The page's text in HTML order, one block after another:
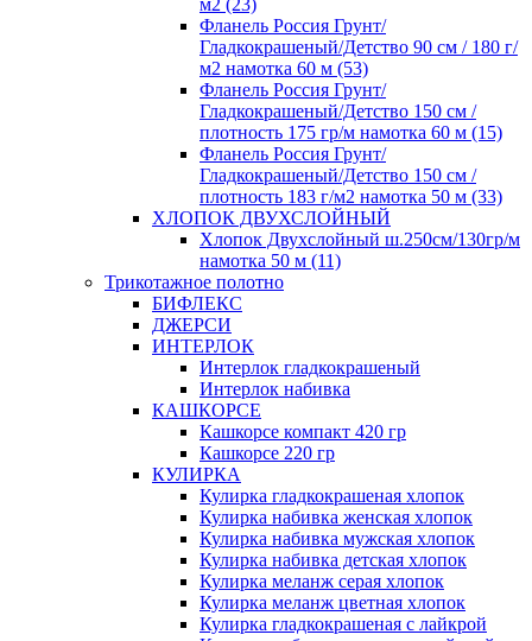
м2 (23)
Фланель Россия Грунт/
Гладкокрашеный/Детство 90 см / 180 г/
м2 намотка 60 м (53)
Фланель Россия Грунт/
Гладкокрашеный/Детство 150 см /
плотность 175 гр/м намотка 60 м (15)
Фланель Россия Грунт/
Гладкокрашеный/Детство 150 см /
плотность 183 г/м2 намотка 50 м (33)
ХЛОПОК ДВУХСЛОЙНЫЙ
Хлопок Двухслойный ш.250см/130гр/м
намотка 50 м (11)
Трикотажное полотно
БИФЛЕКС
ДЖЕРСИ
ИНТЕРЛОК
Интерлок гладкокрашеный
Интерлок набивка
КАШКОРСЕ
Кашкорсе компакт 420 гр
Кашкорсе 220 гр
КУЛИРКА
Кулирка гладкокрашеная хлопок
Кулирка набивка женская хлопок
Кулирка набивка мужская хлопок
Кулирка набивка детская хлопок
Кулирка меланж серая хлопок
Кулирка меланж цветная хлопок
Кулирка гладкокрашеная с лайкрой